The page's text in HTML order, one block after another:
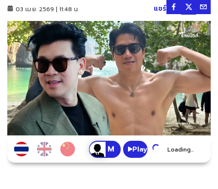
03 เม.ย. 2569 | 11:48 น. แชร์
Play Loading...